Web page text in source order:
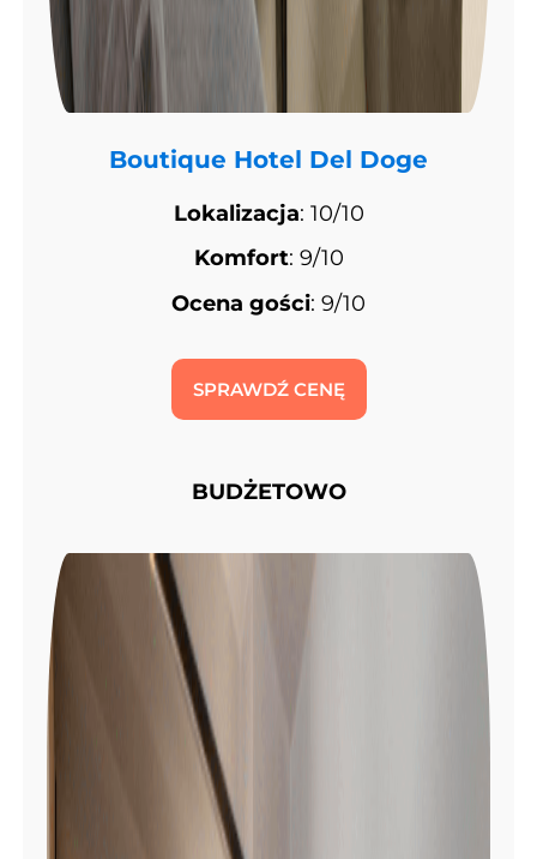
Boutique Hotel Del Doge
Lokalizacja: 10/10
Komfort: 9/10
Ocena gości: 9/10
SPRAWDŹ CENĘ
BUDŻETOWO